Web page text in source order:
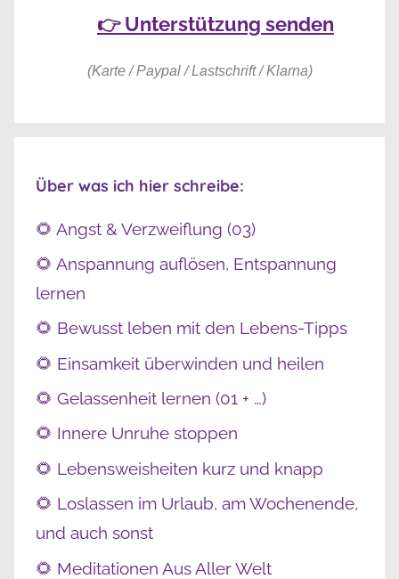
👉 Unterstützung senden
(Karte / Paypal / Lastschrift / Klarna)
Über was ich hier schreibe:
🌻 Angst & Verzweiflung (03)
🌻 Anspannung auflösen, Entspannung
lernen
🌻 Bewusst leben mit den Lebens-Tipps
🌻 Einsamkeit überwinden und heilen
🌻 Gelassenheit lernen (01 + …)
🌻 Innere Unruhe stoppen
🌻 Lebensweisheiten kurz und knapp
🌻 Loslassen im Urlaub, am Wochenende,
und auch sonst
🌻 Meditationen Aus Aller Welt